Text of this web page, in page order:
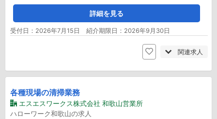
詳細を見る
受付日：2026年7月15日 紹介期限日：2026年9月30日
関連求人
各種現場の清掃業務
エスエスワークス株式会社 和歌山営業所
ハローワーク和歌山の求人